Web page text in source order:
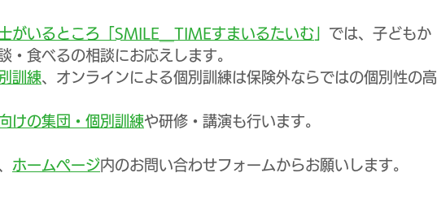
がいるところ「SMILE＿TIMEすまいるたいむ
では、子どもか
・食べるの相談にお応えします。
訓練、オンラインによる個別訓練は保険外ならではの個別性の高
けの集団・個別訓練や研修・講演も行います。
ホームページ内のお問い合わせフォームからお願いします。